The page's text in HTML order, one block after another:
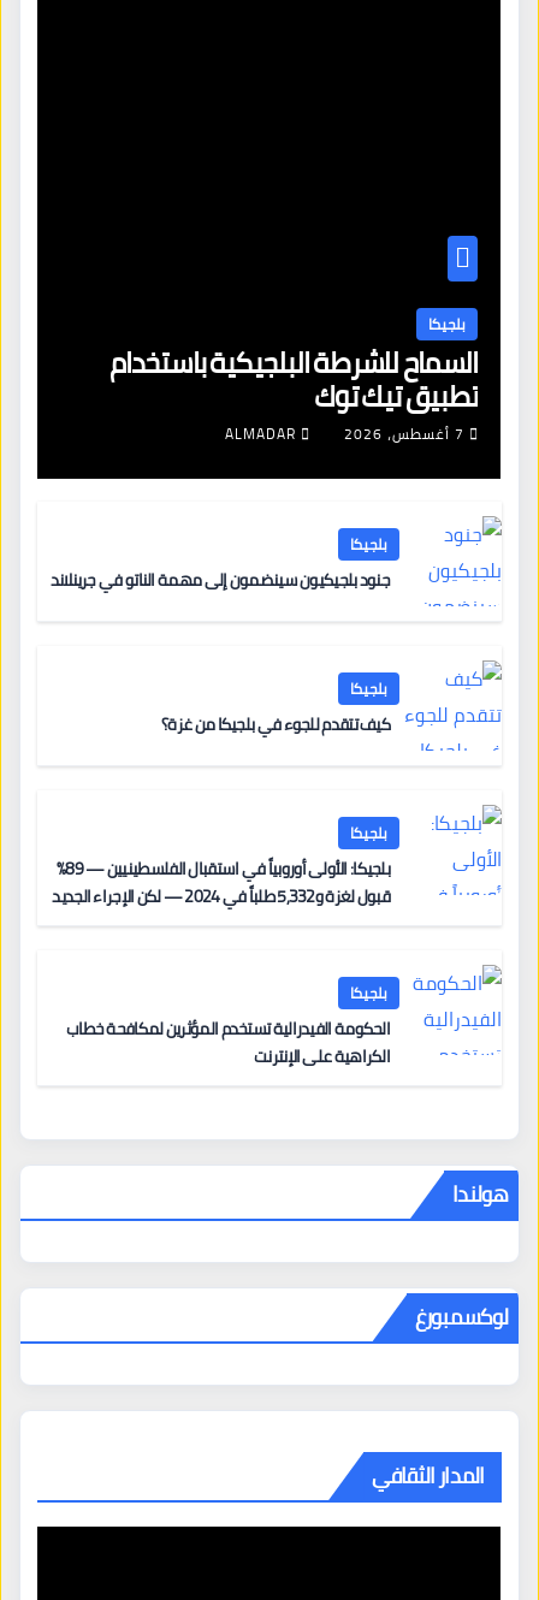
بلجيكا
السماح للشرطة البلجيكية باستخدام
تطبيق تيك توك
7 أغسطس، 2026 ALMADAR
بلجيكا
جنود بلجيكيون سينضمون إلى مهمة الناتو في جرينلاند
بلجيكا
كيف تتقدم للجوء في بلجيكا من غزة؟
بلجيكا
بلجيكا: الأولى أوروبياً في استقبال الفلسطينيين — 89%
قبول لغزة و5,332 طلباً في 2024 — لكن الإجراء الجديد
بلجيكا
الحكومة الفيدرالية تستخدم المؤثرين لمكافحة خطاب
الكراهية على الإنترنت
هولندا
لوكسمبورغ
المدار الثقافي